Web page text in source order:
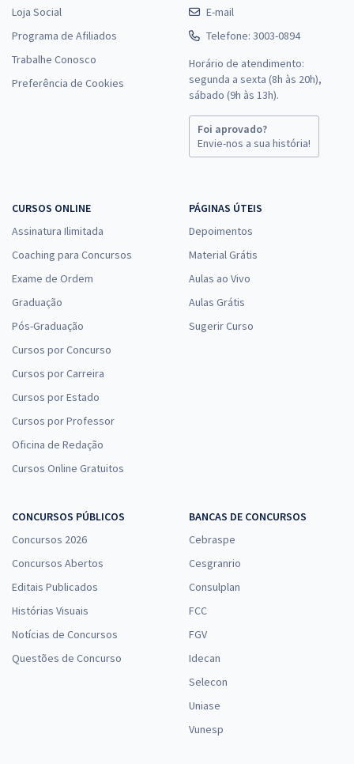
Loja Social
Programa de Afiliados
Trabalhe Conosco
Preferência de Cookies
E-mail
Telefone: 3003-0894
Horário de atendimento:
segunda a sexta (8h às 20h),
sábado (9h às 13h).
Foi aprovado?
Envie-nos a sua história!
CURSOS ONLINE
Assinatura Ilimitada
Coaching para Concursos
Exame de Ordem
Graduação
Pós-Graduação
Cursos por Concurso
Cursos por Carreira
Cursos por Estado
Cursos por Professor
Oficina de Redação
Cursos Online Gratuitos
PÁGINAS ÚTEIS
Depoimentos
Material Grátis
Aulas ao Vivo
Aulas Grátis
Sugerir Curso
CONCURSOS PÚBLICOS
Concursos 2026
Concursos Abertos
Editais Publicados
Histórias Visuais
Notícias de Concursos
Questões de Concurso
BANCAS DE CONCURSOS
Cebraspe
Cesgranrio
Consulplan
FCC
FGV
Idecan
Selecon
Uniase
Vunesp